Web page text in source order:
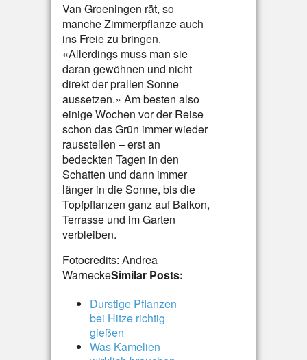
Van Groeningen rät, so
manche Zimmerpflanze auch
ins Freie zu bringen.
«Allerdings muss man sie
daran gewöhnen und nicht
direkt der prallen Sonne
aussetzen.» Am besten also
einige Wochen vor der Reise
schon das Grün immer wieder
rausstellen – erst an
bedeckten Tagen in den
Schatten und dann immer
länger in die Sonne, bis die
Topfpflanzen ganz auf Balkon,
Terrasse und im Garten
verbleiben.
Fotocredits: Andrea
WarneckeSimilar Posts:
Durstige Pflanzen
bei Hitze richtig
gießen
Was Kamelien